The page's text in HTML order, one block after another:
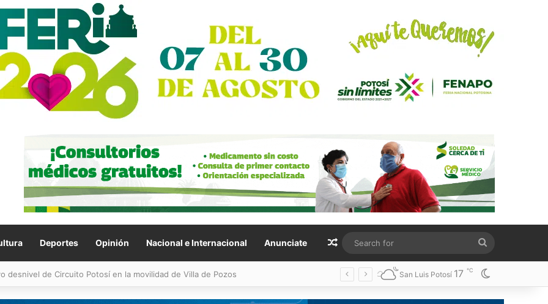
Deportes Opinión Nacional e Internacional Anunciate Random Article
for
en incendios forestales y de pastizales San Luis Potosí 17 ℃